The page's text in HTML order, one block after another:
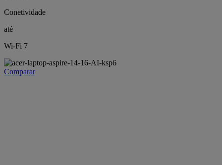
Conetividade
até
Wi-Fi 7
Comparar